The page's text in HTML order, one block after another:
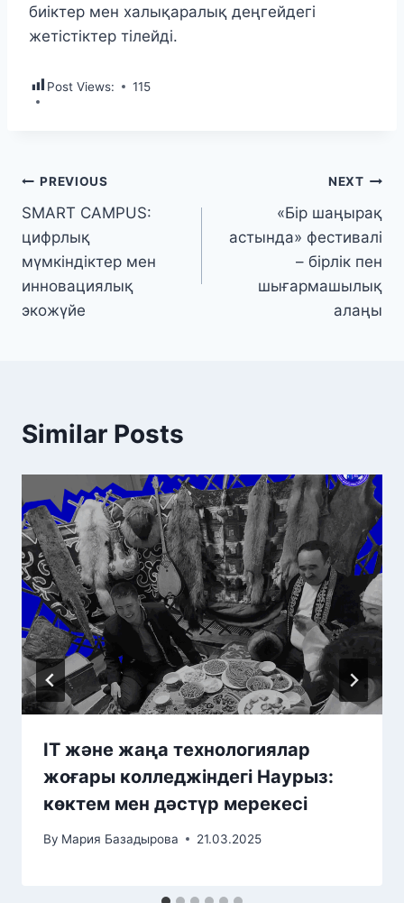
биіктер мен халықаралық деңгейдегі
жетістіктер тілейді.
Post Views: 115
PREVIOUS
SMART CAMPUS:
цифрлық
мүмкіндіктер мен
инновациялық
экожүйе
NEXT
«Бір шаңырақ
астында» фестивалі
– бірлік пен
шығармашылық
алаңы
Similar Posts
IT және жаңа технологиялар
жоғары колледжіндегі Наурыз:
көктем мен дәстүр мерекесі
By Мария Базадырова 21.03.2025